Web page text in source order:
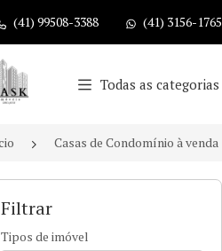
(41) 99508-3388 (41) 3156-1765
inicial
Todas as categorias
Casas de Condomínio à venda
Filtrar
Tipos de imóvel